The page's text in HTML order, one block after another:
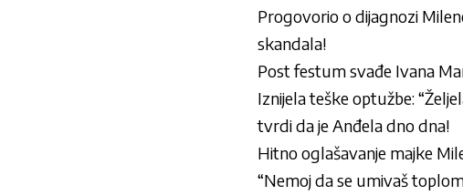
Progovorio o dijagnozi
skandala!
Post festum svađe Ivana
Iznijela teške optužbe:
tvrdi da je Anđela dno dna!
Hitno oglašavanje majke
“Nemoj da se umivaš